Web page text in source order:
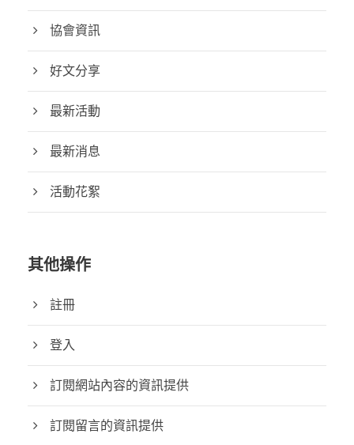
協會資訊
好文分享
最新活動
最新消息
活動花絮
其他操作
註冊
登入
訂閱網站內容的資訊提供
訂閱留言的資訊提供